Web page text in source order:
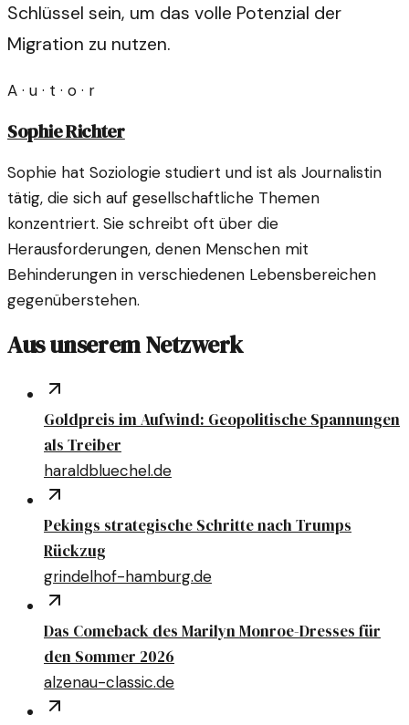
Schlüssel sein, um das volle Potenzial der
Migration zu nutzen.
A · u · t · o · r
Sophie Richter
Sophie hat Soziologie studiert und ist als Journalistin
tätig, die sich auf gesellschaftliche Themen
konzentriert. Sie schreibt oft über die
Herausforderungen, denen Menschen mit
Behinderungen in verschiedenen Lebensbereichen
gegenüberstehen.
Aus unserem Netzwerk
Goldpreis im Aufwind: Geopolitische Spannungen
als Treiber
haraldbluechel.de
Pekings strategische Schritte nach Trumps
Rückzug
grindelhof-hamburg.de
Das Comeback des Marilyn Monroe-Dresses für
den Sommer 2026
alzenau-classic.de